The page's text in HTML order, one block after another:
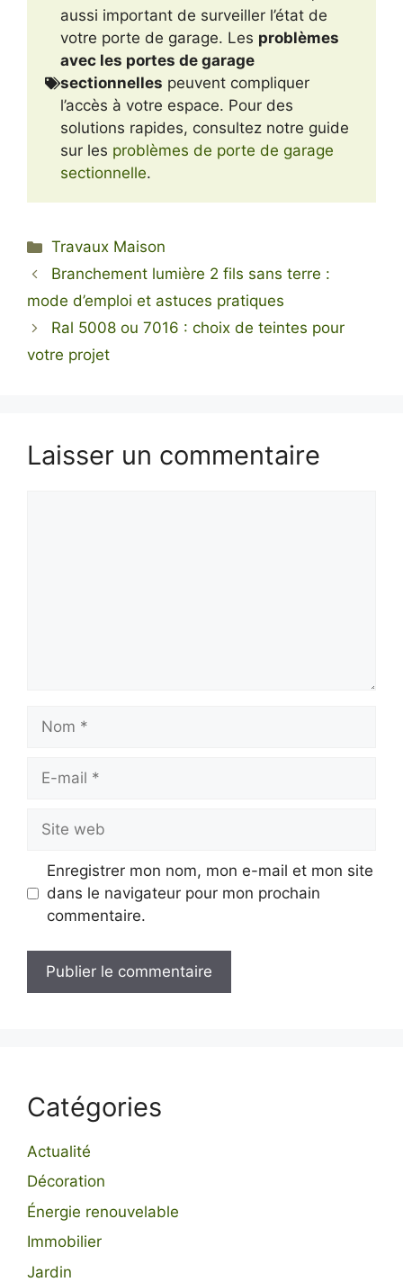
aussi important de surveiller l’état de
votre porte de garage. Les problèmes
avec les portes de garage
sectionnelles peuvent compliquer
l’accès à votre espace. Pour des
solutions rapides, consultez notre guide
sur les problèmes de porte de garage
sectionnelle.
Catégories
Travaux Maison
Branchement lumière 2 fils sans terre :
mode d’emploi et astuces pratiques
Ral 5008 ou 7016 : choix de teintes pour
votre projet
Laisser un commentaire
Nom
Site
web
Enregistrer mon nom, mon e-mail et mon site
dans le navigateur pour mon prochain
commentaire.
Catégories
Actualité
Décoration
Énergie renouvelable
Immobilier
Jardin